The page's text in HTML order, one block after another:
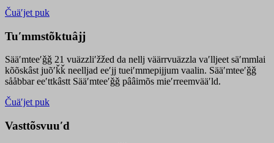
Čuäʹjet puk
Tuʹmmstõktuâjj
Sääʹmteeʹǧǧ 21 vuäzzliʹžžed da nellj väärrvuäzzla vaʹlljeet säʹmmlai
kõõskâst juõʹǩǩ neelljad eeʹjj tueiʹmmepijjum vaalin. Sääʹmteeʹǧǧ
sååbbar eeʹttkâstt Sääʹmteeʹǧǧ pââimõs mieʹrreemvääʹld.
Čuäʹjet puk
Vasttõsvuuʹd